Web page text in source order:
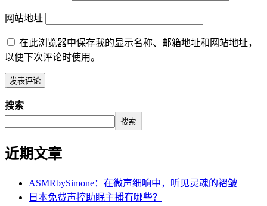
网站地址
在此浏览器中保存我的显示名称、邮箱地址和网站地址，
以便下次评论时使用。
搜索
搜索
近期文章
ASMRbySimone：在微声细响中，听见灵魂的褶皱
日本免费声控助眠主播有哪些？